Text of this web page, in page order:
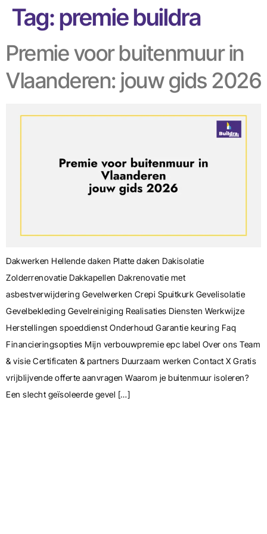
Tag:premie buildra
Premie voor buitenmuur in
Vlaanderen: jouw gids 2026
Dakwerken Hellende daken Platte daken Dakisolatie
Zolderrenovatie Dakkapellen Dakrenovatie met
asbestverwijdering Gevelwerken Crepi Spuitkurk Gevelisolatie
Gevelbekleding Gevelreiniging Realisaties Diensten Werkwijze
Herstellingen spoeddienst Onderhoud Garantie keuring Faq
Financieringsopties Mijn verbouwpremie epc label Over ons Team
& visie Certificaten & partners Duurzaam werken Contact X Gratis
vrijblijvende offerte aanvragen Waarom je buitenmuur isoleren?
Een slecht geïsoleerde gevel […]